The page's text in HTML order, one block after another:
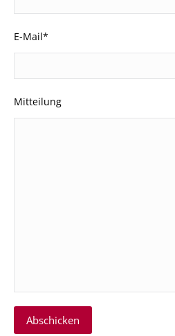
E-Mail*
Mitteilung